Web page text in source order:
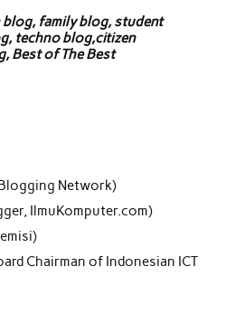
blog, family blog, student
techno blog,citizen
Best of The Best
Network)
IlmuKomputer.com)
Chairman of Indonesian ICT